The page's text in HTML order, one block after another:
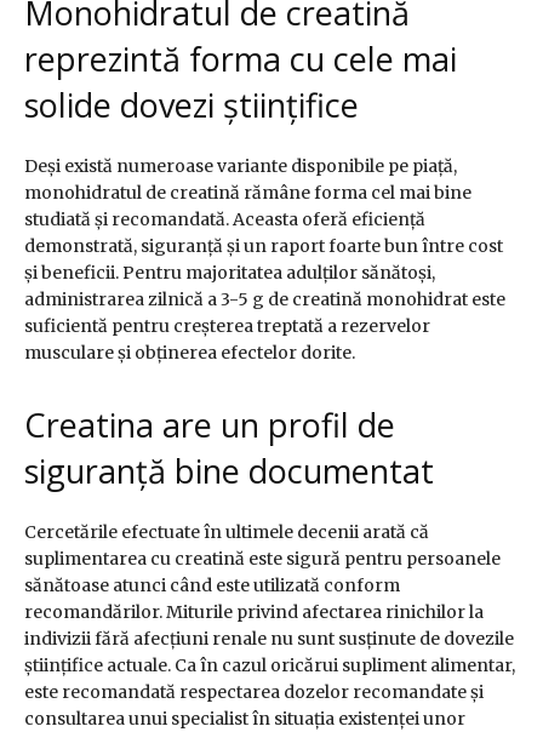
Monohidratul de creatină
reprezintă forma cu cele mai
solide dovezi științifice
Deși există numeroase variante disponibile pe piață,
monohidratul de creatină rămâne forma cel mai bine
studiată și recomandată. Aceasta oferă eficiență
demonstrată, siguranță și un raport foarte bun între cost
și beneficii. Pentru majoritatea adulților sănătoși,
administrarea zilnică a 3-5 g de creatină monohidrat este
suficientă pentru creșterea treptată a rezervelor
musculare și obținerea efectelor dorite.
Creatina are un profil de
siguranță bine documentat
Cercetările efectuate în ultimele decenii arată că
suplimentarea cu creatină este sigură pentru persoanele
sănătoase atunci când este utilizată conform
recomandărilor. Miturile privind afectarea rinichilor la
indivizii fără afecțiuni renale nu sunt susținute de dovezile
științifice actuale. Ca în cazul oricărui supliment alimentar,
este recomandată respectarea dozelor recomandate și
consultarea unui specialist în situația existenței unor